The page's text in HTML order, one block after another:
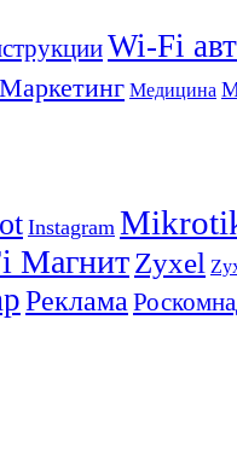
Wi-Fi
Маркетинг Медицина
Instagram
МагнитZyxel
Реклама